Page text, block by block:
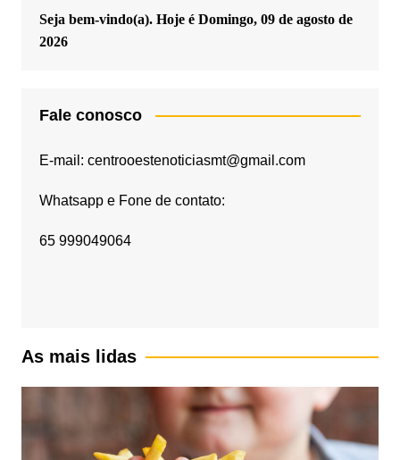
Seja bem-vindo(a). Hoje é Domingo, 09 de agosto de
2026
Fale conosco
E-mail: centrooestenoticiasmt@gmail.com
Whatsapp e Fone de contato:
65 999049064
As mais lidas